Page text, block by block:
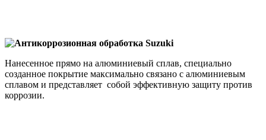
Антикоррозионная обработка Suzuki
Нанесенное прямо на алюминиевый сплав, специально
созданное покрытие максимально связано с алюминиевым
сплавом и представляет собой эффективную защиту против
коррозии.